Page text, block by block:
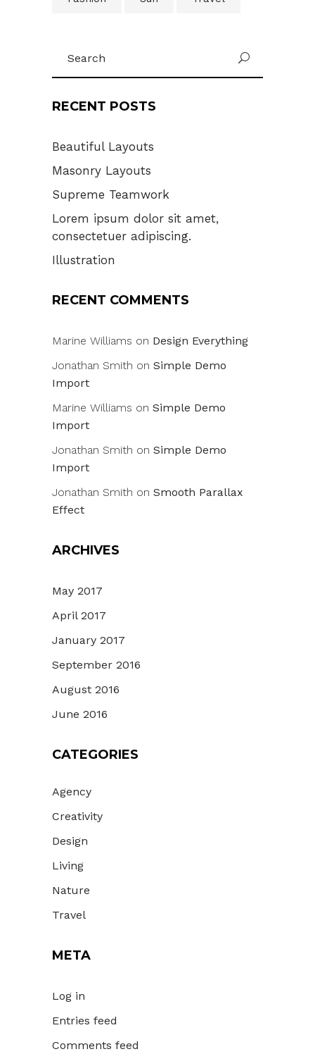
for:
U
RECENT POSTS
Beautiful Layouts
Masonry Layouts
Supreme Teamwork
Lorem ipsum dolor sit amet,
consectetuer adipiscing.
Illustration
RECENT COMMENTS
Marine Williams on Design Everything
Jonathan Smith on Simple Demo
Import
Marine Williams on Simple Demo
Import
Jonathan Smith on Simple Demo
Import
Jonathan Smith on Smooth Parallax
Effect
ARCHIVES
May 2017
April 2017
January 2017
September 2016
August 2016
June 2016
CATEGORIES
Agency
Creativity
Design
Living
Nature
Travel
META
Log in
Entries feed
Comments feed